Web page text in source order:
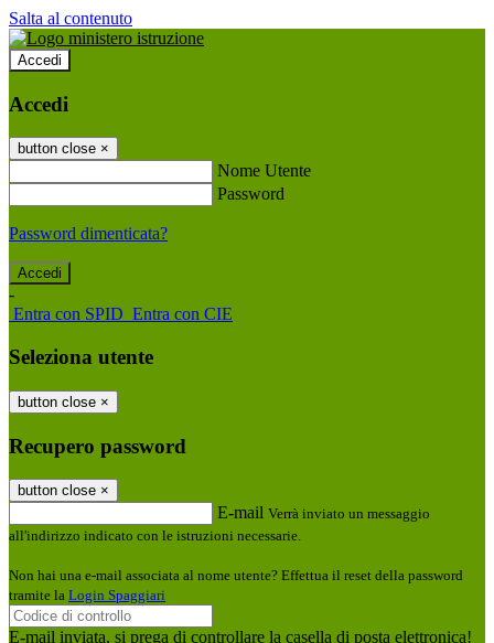
Salta al contenuto
Accedi
Accedi
button close ×
Nome Utente
Password
Password dimenticata?
-
Entra con SPID Entra con CIE
Seleziona utente
button close ×
Recupero password
button close ×
E-mail Verrà inviato un messaggio
all'indirizzo indicato con le istruzioni necessarie.
Non hai una e-mail associata al nome utente? Effettua il reset della password
tramite la Login Spaggiari
E-mail inviata, si prega di controllare la casella di posta elettronica!